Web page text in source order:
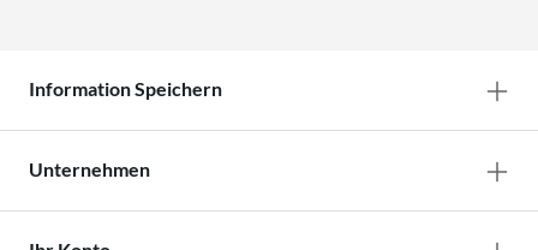
Information Speichern
Unternehmen